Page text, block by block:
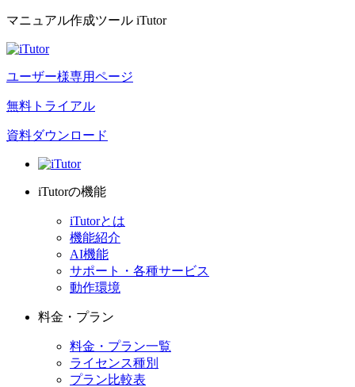
マニュアル作成ツール iTutor
ユーザー様専用ページ
無料トライアル
資料ダウンロード
iTutorの機能
iTutorとは
機能紹介
AI機能
サポート・各種サービス
動作環境
料金・プラン
料金・プラン一覧
ライセンス種別
プラン比較表